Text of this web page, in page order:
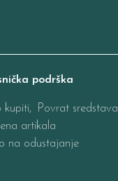
podrška
kupiti, Povrat sredstava
artikala
na odustajanje